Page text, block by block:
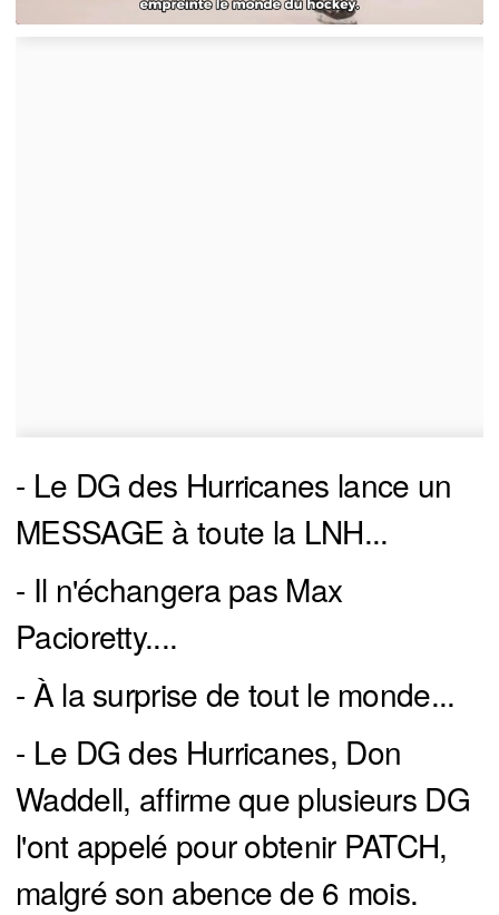
- Le DG des Hurricanes lance un
MESSAGE à toute la LNH...
- Il n'échangera pas Max
Pacioretty....
- À la surprise de tout le monde...
- Le DG des Hurricanes, Don
Waddell, affirme que plusieurs DG
l'ont appelé pour obtenir PATCH,
malgré son abence de 6 mois.